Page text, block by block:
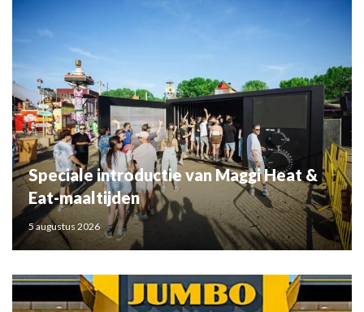
Speciale introductie van Maggi Heat &
Eat-maaltijden
5 augustus 2026